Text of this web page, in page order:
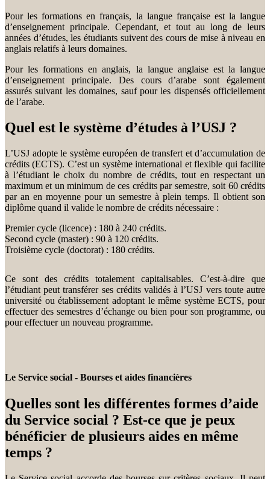
Pour les formations en français, la langue française est la langue
d’enseignement principale. Cependant, et tout au long de leurs
années d’études, les étudiants suivent des cours de mise à niveau en
anglais relatifs à leurs domaines.
Pour les formations en anglais, la langue anglaise est la langue
d’enseignement principale. Des cours d’arabe sont également
assurés suivant les domaines, sauf pour les dispensés officiellement
de l’arabe.
Quel est le système d’études à l’USJ ?
L’USJ adopte le système européen de transfert et d’accumulation de
crédits (ECTS). C’est un système international et flexible qui facilite
à l’étudiant le choix du nombre de crédits, tout en respectant un
maximum et un minimum de ces crédits par semestre, soit 60 crédits
par an en moyenne pour un semestre à plein temps. Il obtient son
diplôme quand il valide le nombre de crédits nécessaire :
Premier cycle (licence) : 180 à 240 crédits.
Second cycle (master) : 90 à 120 crédits.
Troisième cycle (doctorat) : 180 crédits.
Ce sont des crédits totalement capitalisables. C’est-à-dire que
l’étudiant peut transférer ses crédits validés à l’USJ vers toute autre
université ou établissement adoptant le même système ECTS, pour
effectuer des semestres d’échange ou bien pour son programme, ou
pour effectuer un nouveau programme.
Le Service social - Bourses et aides financières
Quelles sont les différentes formes d’aide
du Service social ? Est-ce que je peux
bénéficier de plusieurs aides en même
temps ?